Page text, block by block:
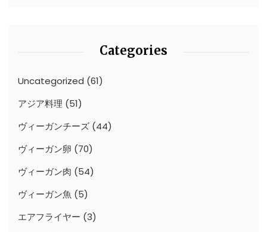
Categories
Uncategorized (61)
アジア料理 (51)
ヴィーガンチーズ (44)
ヴィーガン卵 (70)
ヴィーガン肉 (54)
ヴィーガン魚 (5)
エアフライヤー (3)